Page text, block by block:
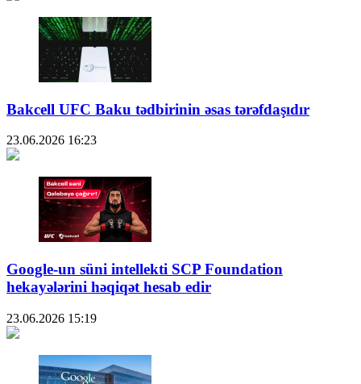
Bakcell UFC Baku tədbirinin əsas tərəfdaşıdır
23.06.2026 16:23
Google-un süni intellekti SCP Foundation
hekayələrini həqiqət hesab edir
23.06.2026 15:19